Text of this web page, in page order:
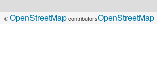
| ©OpenStreetMapcontributorsOpenStreetMap